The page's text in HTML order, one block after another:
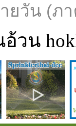
ยวัน (ภ
วน